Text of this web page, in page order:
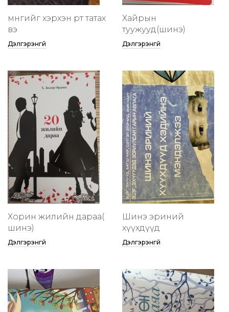
мөнгийг хэрхэн өөртөө татах
вэ
Дэлгэрэнгүй
Хайрын
туужууд(шинэ)
Дэлгэрэнгүй
Хорин жилийн дараа(
шинэ)
Дэлгэрэнгүй
Шинэ эриний
хүүхдүүд
Дэлгэрэнгүй